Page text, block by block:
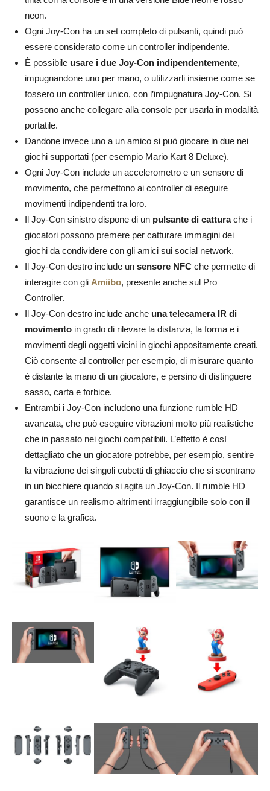
neon.
Ogni Joy-Con ha un set completo di pulsanti, quindi può
essere considerato come un controller indipendente.
È possibile usare i due Joy-Con indipendentemente,
impugnandone uno per mano, o utilizzarli insieme come se
fossero un controller unico, con l’impugnatura Joy-Con. Si
possono anche collegare alla console per usarla in modalità
portatile.
Dandone invece uno a un amico si può giocare in due nei
giochi supportati (per esempio Mario Kart 8 Deluxe).
Ogni Joy-Con include un accelerometro e un sensore di
movimento, che permettono ai controller di eseguire
movimenti indipendenti tra loro.
Il Joy-Con sinistro dispone di un pulsante di catturache i
giocatori possono premere per catturare immagini dei
giochi da condividere con gli amici sui social network.
Il Joy-Con destro include un sensore NFC che permette di
interagire con gli Amiibo, presente anche sul Pro
Controller.
Il Joy-Con destro include anche una telecamera IR di
movimento in grado di rilevare la distanza, la forma e i
movimenti degli oggetti vicini in giochi appositamente creati.
Ciò consente al controller per esempio, di misurare quanto
è distante la mano di un giocatore, e persino di distinguere
sasso, carta e forbice.
Entrambi i Joy-Con includono una funzione rumble HD
avanzata, che può eseguire vibrazioni molto più realistiche
che in passato nei giochi compatibili. L’effetto è così
dettagliato che un giocatore potrebbe, per esempio, sentire
la vibrazione dei singoli cubetti di ghiaccio che si scontrano
in un bicchiere quando si agita un Joy-Con. Il rumble HD
garantisce un realismo altrimenti irraggiungibile solo con il
suono e la grafica.